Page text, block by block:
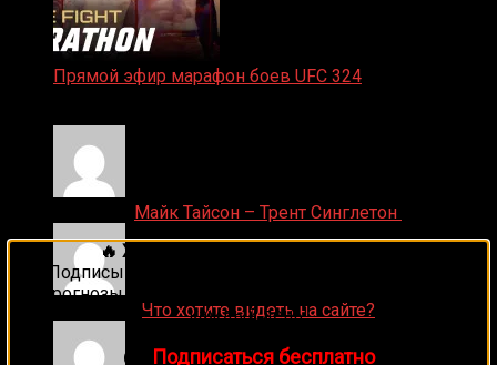
Прямой эфир марафон боев UFC 324
Майк Тайсон – Трент Синглетон
Что хотите видеть на сайте?
🔥 Хочешь зарабатывать на спорте?
Подписывайся на наш Telegram-канал
прогнозы на единоборства и другие виды спорта
каждый день!
👉 Подписаться бесплатно